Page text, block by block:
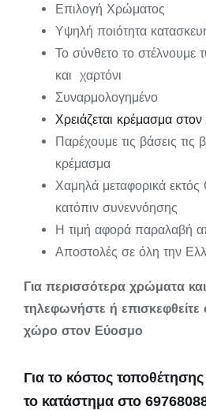
Επιλογή Χρώματος
Υψηλή ποιότητα
Το σύνθετο το στέλνουμε
και χαρτόνι
Συναρμολογημένο
Χρειάζεται κρέμασμα στον
Παρέχουμε τις βάσεις τις
κρέμασμα
Χαμηλά μεταφορικά εκτός
κατόπιν συνεννόησης
Η τιμή αφορά παραλαβή
Αποστολές σε όλη την
Για περισσότερα χρώματα
τηλεφωνήστε ή επισκεφθείτε
χώρο στον Εύοσμο
Για το κόστος
το κατάστημα στο